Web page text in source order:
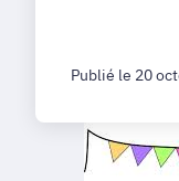
Publié le 20